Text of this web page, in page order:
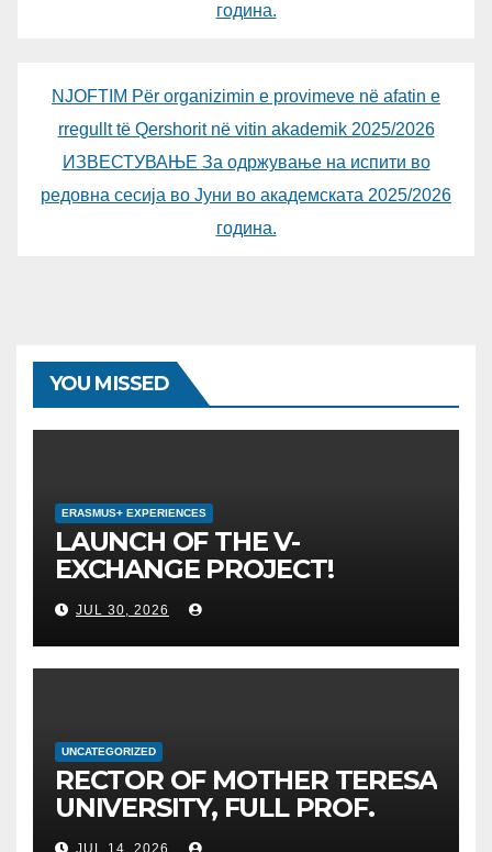
година.
NJOFTIM Për organizimin e provimeve në afatin e
rregullt të Qershorit në vitin akademik 2025/2026
ИЗВЕСТУВАЊЕ За одржување на испити во
редовна сесија во Јуни во академската 2025/2026
година.
YOU MISSED
ERASMUS+ EXPERIENCES
LAUNCH OF THE V-
EXCHANGE PROJECT!
MOTHER TERESA
UNIVERSITY IN SKOPJE
LEADS THE INTERNATIONAL
INITIATIVE FOR DIGITAL
CITIZENSHIP
JUL 30, 2026
UNCATEGORIZED
RECTOR OF MOTHER TERESA
UNIVERSITY, FULL PROF.
BEKIM FETAJI, PH.D.,